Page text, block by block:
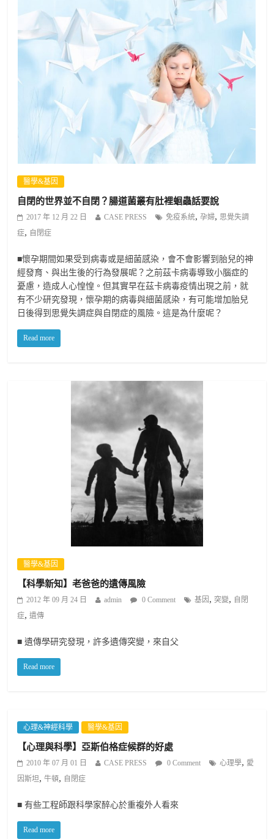
醫學&基因
自閉的世界並不自閉？腸道菌叢有肚裡蛔蟲話要說
2017 年 12 月 22 日 CASE PRESS 免疫系統,孕婦, 思覺失調
症, 自閉症
■懷孕期間如果受到病毒或是細菌感染，會不會影響到胎兒的神
經發育、與出生後的行為發展呢？之前茲卡病毒導致小腦症的
憂慮，造成人心惶惶。但其實早在茲卡病毒疫情出現之前，就
有不少研究發現，懷孕期的病毒與細菌感染，有可能增加胎兒
日後得到思覺失調症與自閉症的風險。這是為什麼呢？
Read more
醫學&基因
【科學新知】老爸爸的遺傳風險
2012 年 09 月 24 日 admin 0 Comment 基因 ,突變, 自閉
症,遺傳
■ 遺傳學研究發現，許多遺傳突變，來自父
Read more
心理&神經科學 醫學&基因
【心理與科學】亞斯伯格症候群的好處
2010 年 07 月 01 日 CASE PRESS 0 Comment 心理學, 愛
因斯坦,牛頓, 自閉症
■ 有些工程師跟科學家醉心於重複外人看來
Read more